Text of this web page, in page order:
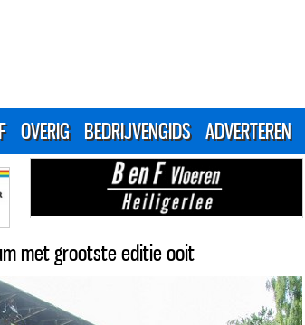
OVERIG BEDRIJVENGIDS ADVERTEREN
met grootste editie ooit